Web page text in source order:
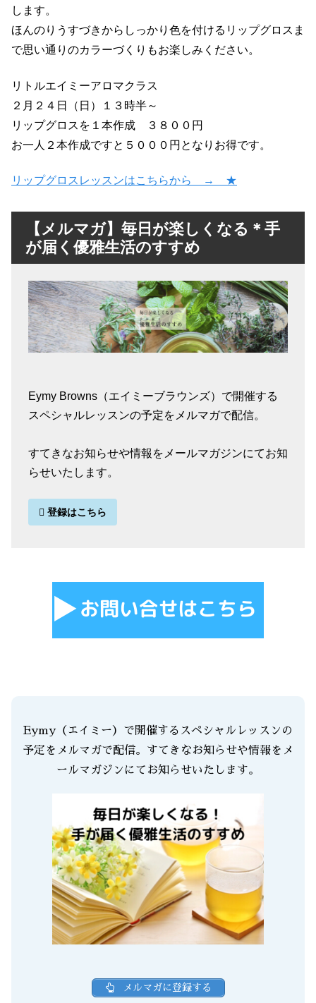
します。
ほんのりうすづきからしっかり色を付けるリップグロスま
で思い通りのカラーづくりもお楽しみください。
リトルエイミーアロマクラス
２月２４日（日）１３時半～
リップグロスを１本作成 ３８００円
お一人２本作成ですと５０００円となりお得です。
リップグロスレッスンはこちらから → ★
【メルマガ】毎日が楽しくなる＊手
が届く優雅生活のすすめ
Eymy Browns（エイミーブラウンズ）で開催する
スペシャルレッスンの予定をメルマガで配信。
すてきなお知らせや情報をメールマガジンにてお知
らせいたします。
登録はこちら
Eymy（エイミー）で開催するスペシャルレッスンの
予定をメルマガで配信。すてきなお知らせや情報をメ
ールマガジンにてお知らせいたします。
メルマガに登録する